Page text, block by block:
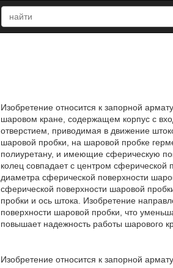
Изобретение относится к запорной
шаровом кране, содержащем корпус с
отверстием, приводимая в движение
шаровой пробки, на шаровой пробке
полиуретану, и имеющие сферическую
колец совпадает с центром
диаметра сферической поверхности
сферической поверхности шаровой
пробки и ось штока. Изобретение
поверхности шаровой пробки, что
повышает надежность работы шарового
Изобретение относится к запорной